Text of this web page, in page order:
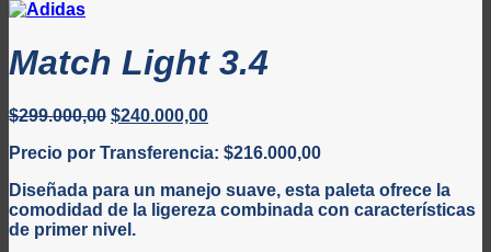
Match Light 3.4
$299.000,00 El
original
$299.000,00.
$240.000,00El
actual
$240.000,00.
Precio por Transferencia: $216.000,00
Diseñada para un manejo suave, esta paleta ofrece la
comodidad de la ligereza combinada con características
de primer nivel.